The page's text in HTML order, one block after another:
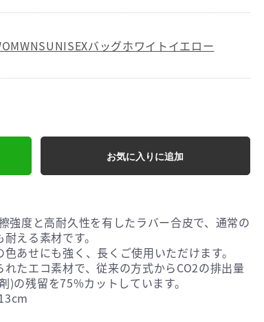
UNISEXバッグホワイトイエロー
お気に入りに追加
強度と高耐久性を有したラバー合皮で、通常の
える素材です。
あせにも強く、長くご使用いただけます。
たエコ素材で、従来の方式からCO2の排出量
)の残留を75%カットしています。